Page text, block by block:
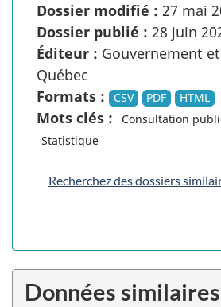
Dossier modifié : 27 mai
Dossier publié : 28 juin
Éditeur : Gouvernement
Québec
Formats :
CSV PDF HTML
Mots clés : Consultation
Statistique
Recherchez des dossiers
Données similaires